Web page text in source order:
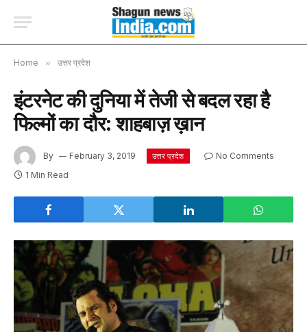
Home » उत्तर प्रदेश
इंटरनेट की दुनिया में तेजी से बदल रहा है
फिल्मों का दौर: शाहबाज़ ख़ान
By February 3, 2019 उत्तर प्रदेश
No Comments
1 Min Read